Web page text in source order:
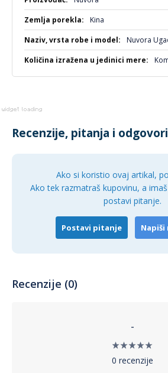
Kina
Nuvora
Recenzije, pitanja i odgovori
Ako si koristio ovaj artikal,
Ako tek razmatraš kupovinu, a
postavi pitanje.
Postavi pitanje Napiši
Recenzije (0)
-
0 recenzije